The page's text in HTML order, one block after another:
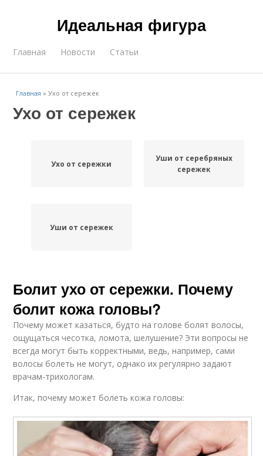
Идеальная фигура
Главная Новости Статьи
Главная »Ухо от сережек
Ухо от сережек
Ухо от сережки
Уши от серебряных
сережек
Уши от сережек
Болит ухо от сережки. Почему
болит кожа головы?
Почему может казаться, будто на голове болят волосы,
ощущаться чесотка, ломота, шелушение? Эти вопросы не
всегда могут быть корректными, ведь, например, сами
волосы болеть не могут, однако их регулярно задают
врачам-трихологам.
Итак, почему может болеть кожа головы: